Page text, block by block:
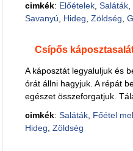
cimkék: Előételek, Saláták,
Savanyú
Hideg Zöldség
Csípős
A káposztát legyaluljuk és
órát állni hagyjuk. A répát
egészet összeforgatjuk.
cimkék: Saláták, Főétel
Hideg Zöldség